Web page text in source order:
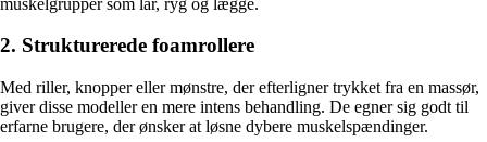
2. Strukturerede foamrollere
Med riller, knopper eller mønstre, der efterligner trykket fra en massør,
giver disse modeller en mere intens behandling. De egner sig godt til
erfarne brugere, der ønsker at løsne dybere muskelspændinger.